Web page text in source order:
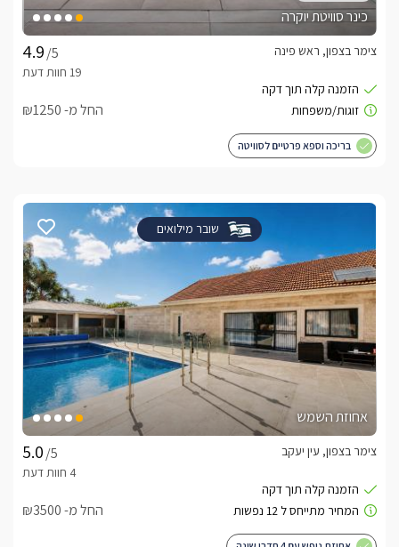
כינר סוויטת יוקרה
/5
צימר בצפון, ראש פינה
החל מ- ₪1250
בריכה וספא פרטיים לסוויטה
שובר מילואים
אחוזת השמש
/5
צימר בצפון, עין יעקב
החל מ- ₪3500